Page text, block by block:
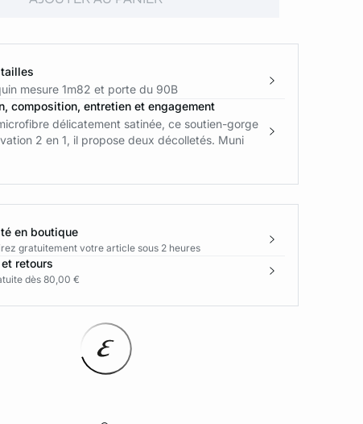
mesure 1m82 et porte du 90B
composition, entretien et engagement
délicatement satinée, ce soutien-gorge
2 en 1, il propose deux décolletés. Muni
en boutique
gratuitement votre article sous 2 heures
retours
dès 80,00 €